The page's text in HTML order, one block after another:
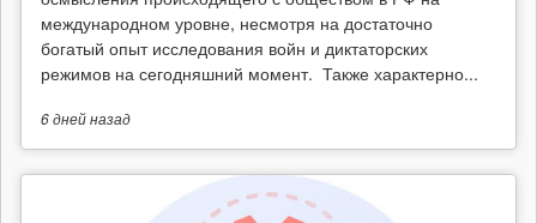
международном уровне, несмотря на достаточно
богатый опыт исследования войн и диктаторских
режимов на сегодняшний момент. Также характерно...
6 днейназад